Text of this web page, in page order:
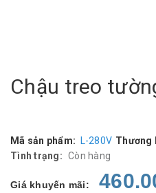
Chậu treo
Mã sản phẩm: L-280V Thương
Tình trạng: Còn hàng
Giá khuyến mãi: